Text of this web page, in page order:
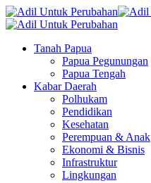
Tanah Papua
Papua Pegunungan
Papua Tengah
Kabar Daerah
Polhukam
Pendidikan
Kesehatan
Perempuan & Anak
Ekonomi & Bisnis
Infrastruktur
Lingkungan